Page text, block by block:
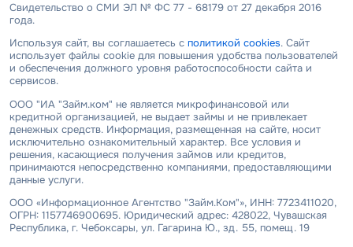
Свидетельство о СМИ ЭЛ № ФС 77 - 68179 от 27 декабря 2016
года.
Используя сайт, вы соглашаетесь с политикой cookies. Сайт
использует файлы cookie для повышения удобства пользователей
и обеспечения должного уровня работоспособности сайта и
сервисов.
ООО "ИА "Займ.ком" не является микрофинансовой или
кредитной организацией, не выдает займы и не привлекает
денежных средств. Информация, размещенная на сайте, носит
исключительно ознакомительный характер. Все условия и
решения, касающиеся получения займов или кредитов,
принимаются непосредственно компаниями, предоставляющими
данные услуги.
ООО «Информационное Агентство "Займ.Ком"», ИНН: 7723411020,
ОГРН: 1157746900695. Юридический адрес: 428022, Чувашская
Республика, г. Чебоксары, ул. Гагарина Ю., зд. 55, помещ. 19